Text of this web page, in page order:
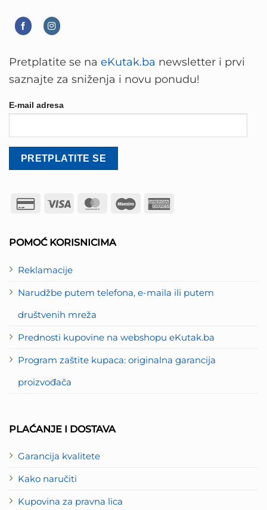
POMOĆ KORISNICIMA
Reklamacije
Narudžbe putem telefona, e-maila ili putem
društvenih mreža
Prednosti kupovine na webshopu eKutak.ba
Program zaštite kupaca: originalna garancija
proizvođača
PLAĆANJE I DOSTAVA
Garancija kvalitete
Kako naručiti
Kupovina za pravna lica
Pretplatite se na eKutak.ba newsletter i prvi
saznajte za sniženja i novu ponudu!
E-mail adresa
Credit
Visa MasterCard
Maestro